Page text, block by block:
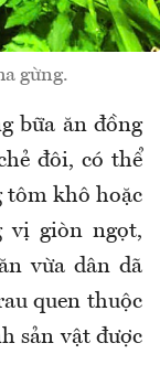
gừng.
bữa ăn đồng
đôi, có thể
tôm khô hoặc
vị giòn ngọt,
vừa dân dã
quen thuộc
sản vật được